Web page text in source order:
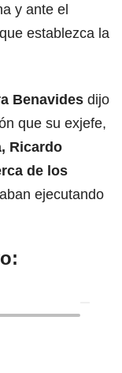
y ante el
que establezca la
Benavides dijo
que su exjefe,
Ricardo
de los
ejecutando